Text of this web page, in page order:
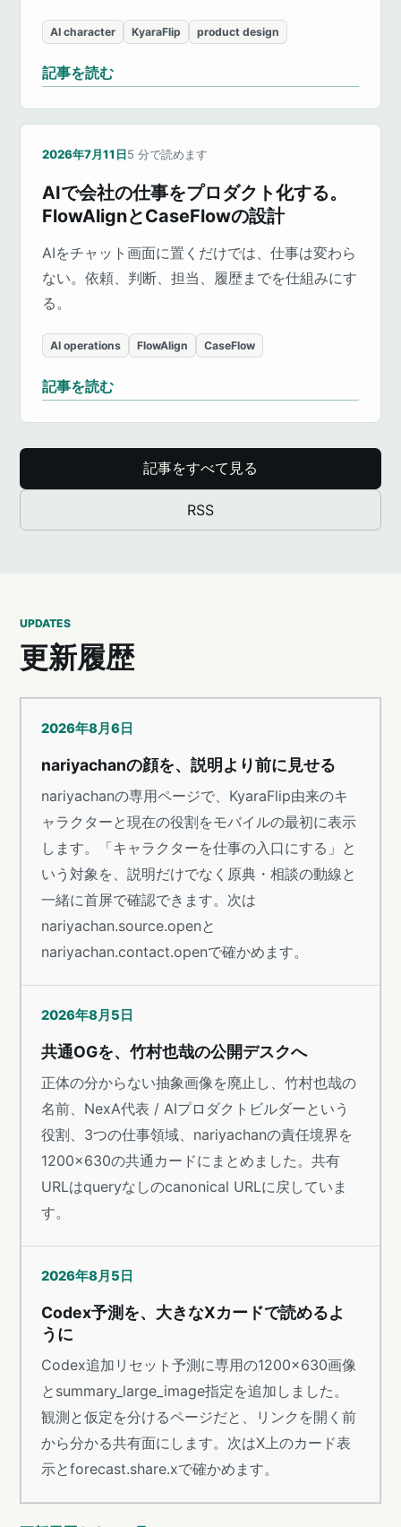
AI character KyaraFlip product design
記事を読む
2026年7月11日5 分で読めます
AIで会社の仕事をプロダクト化する。
FlowAlignとCaseFlowの設計
AIをチャット画面に置くだけでは、仕事は変わら
ない。依頼、判断、担当、履歴までを仕組みにす
る。
AI operations FlowAlign CaseFlow
記事を読む
記事をすべて見る
RSS
UPDATES
更新履歴
2026年8月6日
nariyachanの顔を、説明より前に見せる
nariyachanの専用ページで、KyaraFlip由来のキ
ャラクターと現在の役割をモバイルの最初に表示
します。「キャラクターを仕事の入口にする」と
いう対象を、説明だけでなく原典・相談の動線と
一緒に首屏で確認できます。次は
nariyachan.source.openと
nariyachan.contact.openで確かめます。
2026年8月5日
共通OGを、竹村也哉の公開デスクへ
正体の分からない抽象画像を廃止し、竹村也哉の
名前、NexA代表 / AIプロダクトビルダーという
役割、3つの仕事領域、nariyachanの責任境界を
1200×630の共通カードにまとめました。共有
URLはqueryなしのcanonical URLに戻していま
す。
2026年8月5日
Codex予測を、大きなXカードで読めるよ
うに
Codex追加リセット予測に専用の1200×630画像
とsummary_large_image指定を追加しました。
観測と仮定を分けるページだと、リンクを開く前
から分かる共有面にします。次はX上のカード表
示とforecast.share.xで確かめます。